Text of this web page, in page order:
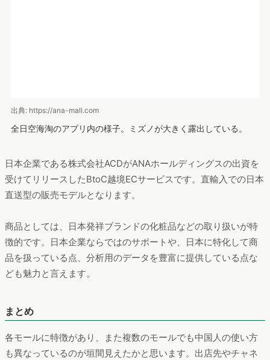
出典: https://ana-mall.com
全日空海淘のアプリ内の様子。ミズノが大きく露出している。
日本企業である株式会社ACDがANAホールディングスの出資を
受けてリリースしたBtoC越境ECサービスです。直輸入での日本
直送型の販売モデルとなります。
商品としては、日本発祥ブランドの化粧品などの取り扱いが特
徴的です。日本企業ならではのサポートや、日本に特化して商
品を扱っている点、分析用のデータを豊富に提供している点な
ども魅力と言えます。
まとめ
各モールに特徴があり、また複数のモールでも中国人の使い方
も異なっているのが垣間見えたかと思います。出店先やチャネ